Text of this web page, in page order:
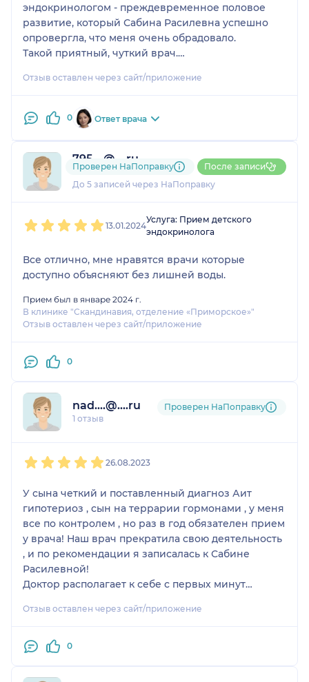
эндокринологом - преждевременное половое
развитие, который Сабина Расилевна успешно
опровергла, что меня очень обрадовало.
Такой приятный, чуткий врач.
секунды.
Отзыв оставлен через сайт/приложение
0 Ответ врача
795....@....ru
1 отзыв
До 5 записей через НаПоправку
Проверен НаПоправку После записи
13.01.2024
Услуга: Прием детского
эндокринолога
Все отлично, мне нравятся врачи которые
доступно объясняют без лишней воды.
Прием был в январе 2024 г.
В клинике "Скандинавия, отделение «Приморское»"
Отзыв оставлен через сайт/приложение
0
nad....@....ru
1 отзыв
Проверен НаПоправку
26.08.2023
У сына четкий и поставленный диагноз Аит
гипотериоз , сын на террарии гормонами , у меня
все по контролем , но раз в год обязателен прием
у врача! Наш врач прекратила свою деятельность
, и по рекомендации я записалась к Сабине
Расилевной!
Доктор располагает к себе с первых минут
тщательно посмотрела все анализы и узи
грамотные рекомендации , осмотрела сына .
грамотный специалист ! Заключение составлено
Отзыв оставлен через сайт/приложение
0